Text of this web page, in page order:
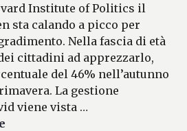
Institute of Politics il
sta calando a picco per
Nella fascia di età
cittadini ad apprezzarlo,
del 46% nell’autunno
La gestione
viene vista …